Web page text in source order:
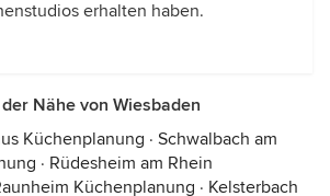
erhalten haben.
Nähe von Wiesbaden
Küchenplanung · Schwalbach am
· Rüdesheim am Rhein
Küchenplanung · Kelsterbach